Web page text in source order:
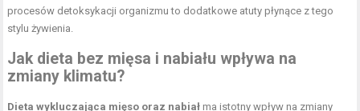
procesów detoksykacji organizmu to dodatkowe atuty płynące z tego
stylu żywienia.
Jak dieta bez mięsa i nabiału wpływa na
zmiany klimatu?
Dieta wykluczająca mięso oraz nabiał ma istotny wpływ na zmiany